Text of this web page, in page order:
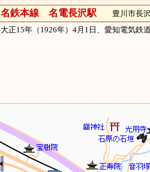
名鉄本線 名電長沢駅豊川市長沢
大正15年（1926年）4月1日、愛知電気鉄